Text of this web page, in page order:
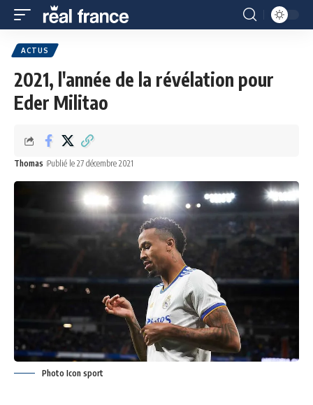
ACTUS
2021, l'année de la révélation pour
Eder Militao
Thomas Publié le 27 décembre 2021
Photo Icon sport